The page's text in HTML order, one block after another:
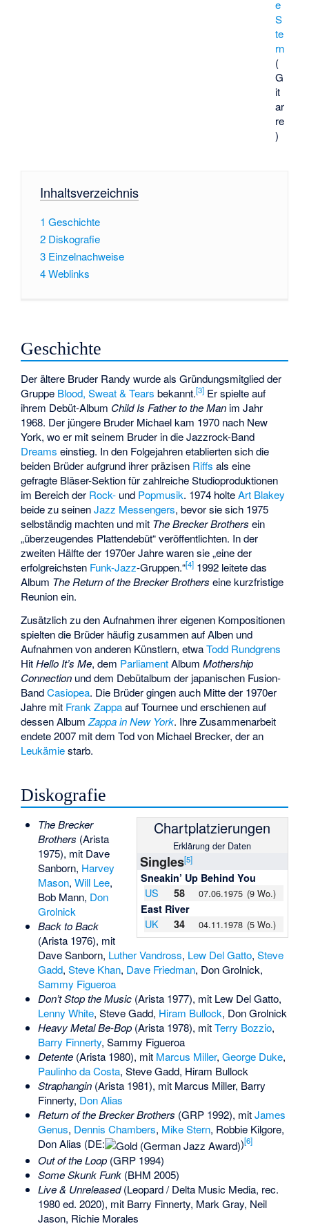
e
S
te
rn
(
G
it
ar
re
)
Inhaltsverzeichnis
1 Geschichte
2 Diskografie
3 Einzelnachweise
4Weblinks
Geschichte
Der ältere Bruder Randy wurde als Gründungsmitglied der
Gruppe Blood, Sweat & Tears bekannt.[3] Er spielte auf
ihrem Debüt-Album Child Is Father to the Man im Jahr
1968. Der jüngere Bruder Michael kam 1970 nach New
York, wo er mit seinem Bruder in die Jazzrock-Band
Dreams einstieg. In den Folgejahren etablierten sich die
beiden Brüder aufgrund ihrer präzisen Riffs als eine
gefragte Bläser-Sektion für zahlreiche Studioproduktionen
im Bereich der Rock- und Popmusik. 1974 holteArt Blakey
beide zu seinenJazz Messengers, bevor sie sich 1975
selbständig machten und mit The Brecker Brothers ein
„überzeugendes Plattendebüt“ veröffentlichten. In der
zweiten Hälfte der 1970er Jahre waren sie „eine der
erfolgreichsten Funk-Jazz-Gruppen.“[4] 1992 leitete das
Album The Return of the Brecker Brothers eine kurzfristige
Reunion ein.
Zusätzlich zu den Aufnahmen ihrer eigenen Kompositionen
spielten die Brüder häufig zusammen auf Alben und
Aufnahmen von anderen Künstlern, etwaTodd Rundgrens
HitHello It’s Me, dem ParliamentAlbumMothership
Connection und dem Debütalbum der japanischen Fusion-
BandCasiopea. Die Brüder gingen auch Mitte der 1970er
Jahre mit Frank Zappaauf Tournee und erschienen auf
dessen AlbumZappa in New York. Ihre Zusammenarbeit
endete 2007 mit dem Tod von Michael Brecker, der an
Leukämiestarb.
Diskografie
Chart­plat­zie­rungen
Erklärung der Daten
Singles[5]
Sneakin’ Up Behind You
US 58 07.06.1975 (9 Wo.)
East River
UK 34 04.11.1978 (5 Wo.)
The Brecker
Brothers (Arista
1975), mit Dave
Sanborn, Harvey
Mason, Will Lee,
Bob Mann, Don
Grolnick
Back to Back
(Arista 1976), mit
Dave Sanborn, Luther Vandross, Lew Del Gatto, Steve
Gadd, Steve Khan, Dave Friedman, Don Grolnick,
Sammy Figueroa
Don’t Stop the Music(Arista 1977), mit Lew Del Gatto,
Lenny White, Steve Gadd, Hiram Bullock, Don Grolnick
Heavy Metal Be-Bop(Arista 1978), mitTerry Bozzio,
Barry Finnerty, Sammy Figueroa
Detente(Arista 1980), mit Marcus Miller, George Duke,
Paulinho da Costa, Steve Gadd, Hiram Bullock
Straphangin(Arista 1981), mit Marcus Miller, Barry
Finnerty, Don Alias
Return of the Brecker Brothers (GRP 1992), mitJames
Genus, Dennis Chambers, Mike Stern, Robbie Kilgore,
Don Alias (DE:
)[6]
Out of the Loop(GRP 1994)
Some Skunk Funk(BHM 2005)
Live & Unreleased(Leopard / Delta Music Media, rec.
1980 ed. 2020), mit Barry Finnerty, Mark Gray, Neil
Jason, Richie Morales